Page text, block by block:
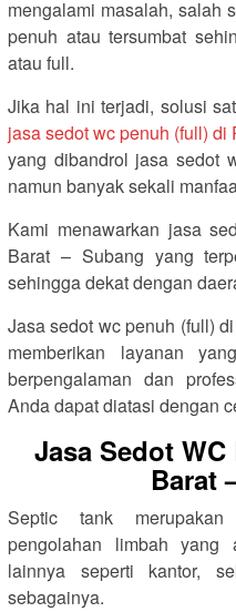
mengalami masalah, salah
penuh atau tersumbat
atau full.
Jika hal ini terjadi, solusi
jasa sedot wc penuh (full)
yang dibandrol jasa sedot
namun banyak sekali
Kami menawarkan jasa
Barat – Subang yang
sehingga dekat dengan
Jasa sedot wc penuh (full)
memberikan layanan
berpengalaman dan
Anda dapat diatasi dengan
Jasa Sedot
Barat
Septic tank
pengolahan limbah
lainnya seperti kantor,
sebagainya.